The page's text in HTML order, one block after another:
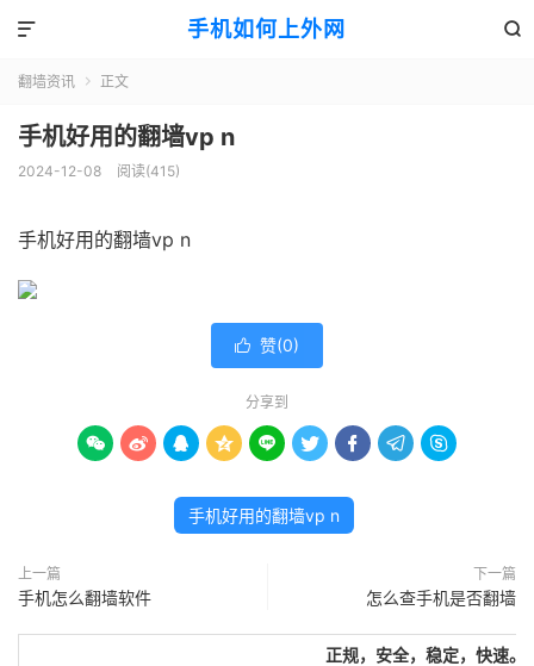
手机如何上外网 

翻墙资讯  正文
手机好用的翻墙vp n
2024-12-08 阅读(415)
手机好用的翻墙vp n
 赞(0)
分享到
        
手机好用的翻墙vp n
上一篇
手机怎么翻墙软件
下一篇
怎么查手机是否翻墙
正规，安全，稳定，快速。